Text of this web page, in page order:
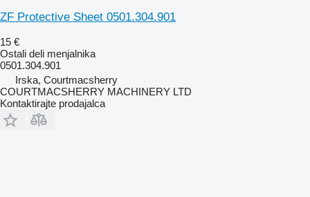
ZF Protective Sheet 0501.304.901
15 €
Ostali deli menjalnika
0501.304.901
Irska, Courtmacsherry
COURTMACSHERRY MACHINERY LTD
Kontaktirajte prodajalca